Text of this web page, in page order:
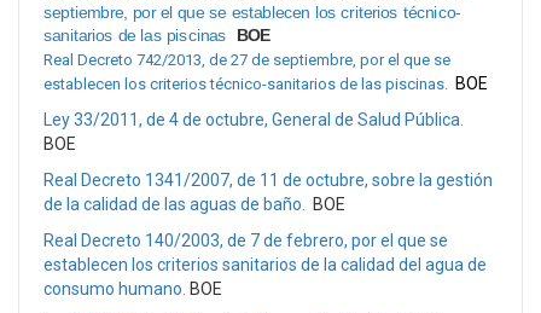
septiembre, por el que se establecen los criterios técnico-
sanitarios de las piscinas
BOE
Real Decreto 742/2013, de 27 de septiembre, por el que se
establecen los criterios técnico-sanitarios de las piscinas. BOE
Ley 33/2011, de 4 de octubre, General de Salud Pública.
BOE
Real Decreto 1341/2007, de 11 de octubre, sobre la gestión
de la calidad de las aguas de baño.
BOE
Real Decreto 140/2003, de 7 de febrero, por el que se
establecen los criterios sanitarios de la calidad del agua de
consumo humano. BOE